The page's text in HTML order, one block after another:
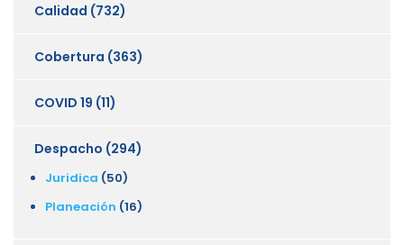
Calidad (732)
Cobertura (363)
COVID 19 (11)
Despacho (294)
Juridica (50)
Planeación (16)